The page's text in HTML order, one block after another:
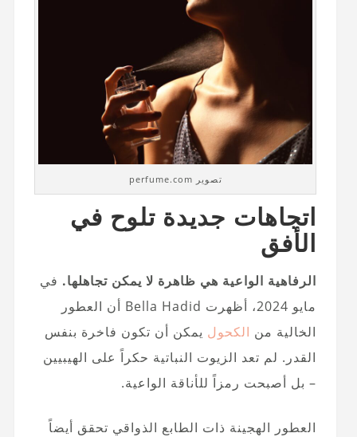
تصوير perfume.com
اتجاهات جديدة تلوح في
الأفق
الرفاهية الواعية هي ظاهرة لا يمكن تجاهلها. في
مايو 2024، أظهرت Bella Hadid أن العطور
الخالية من الكحول يمكن أن تكون فاخرة بنفس
القدر. لم تعد الزيوت النباتية حكراً على الهيبيين
– بل أصبحت رمزاً للأناقة الواعية.
العطور الهجينة ذات الطابع الذواقي تحقق أيضاً